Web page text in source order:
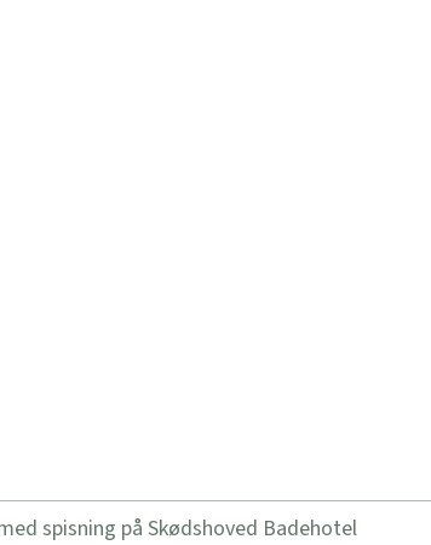
spisning på Skødshoved Badehotel